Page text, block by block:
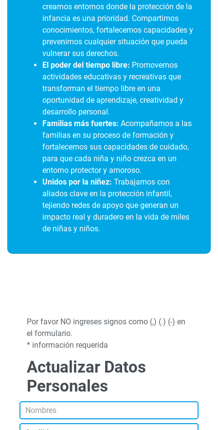
creamos entornos donde la protección de la
infancia es una prioridad. Compartimos
conocimientos, fortalecemos capacidades y
prevenimos cualquier situación que pueda
vulnerar sus derechos.
El poder del tiempo libre: Promovemos
actividades educativas y recreativas que
transforman el tiempo libre en una
oportunidad de aprendizaje, creatividad y
desarrollo personal.
Familias más fuertes: Acompañamos a las
familias en su proceso de formación y
fortalecemos sus capacidades de cuidado,
para que cada niña y niño crezca en un
entorno protector y amoroso.
Unidos por la niñez: Trabajamos con
aliados clave en la protección infantil,
tejiendo redes de apoyo que generan un
impacto real y duradero en la vida de miles
de niñas y niños.
Por favor NO ingreses signos como (,) (.) (-) en
el formulario.
* información requerida
Actualizar Datos
Personales